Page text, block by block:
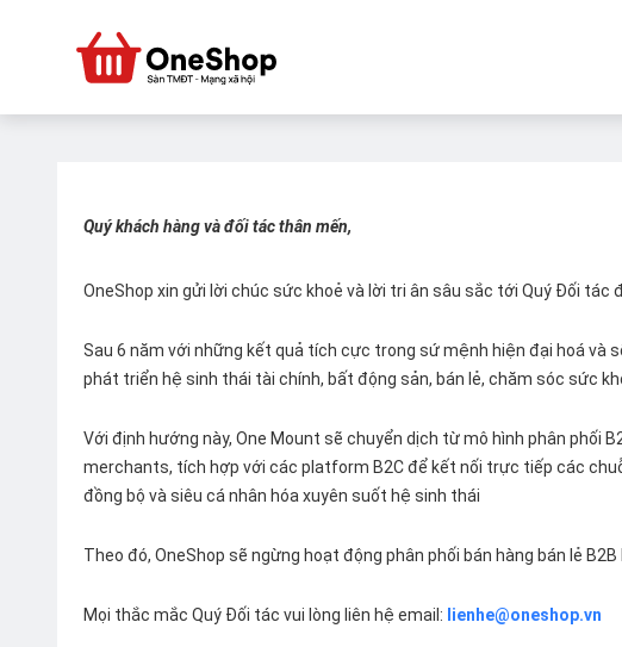
Quý khách hàng và đối tác thân mến,
OneShop xin gửi lời chúc sức khoẻ và lời tri ân sâu sắc tới Quý Đối
Sau 6 năm với những kết quả tích cực trong sứ mệnh hiện đại hoá và
phát triển hệ sinh thái tài chính, bất động sản, bán lẻ, chăm sóc sức
Với định hướng này, One Mount sẽ chuyển dịch từ mô hình phân phối
merchants, tích hợp với các platform B2C để kết nối trực tiếp các
đồng bộ và siêu cá nhân hóa xuyên suốt hệ sinh thái
Theo đó, OneShop sẽ ngừng hoạt động phân phối bán hàng bán lẻ
Mọi thắc mắc Quý Đối tác vui lòng liên hệ email: lienhe@oneshop.vn